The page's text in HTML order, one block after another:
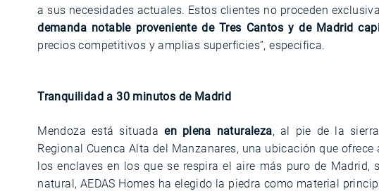
a sus necesidades actuales. Estos clientes no proceden
demanda notable proveniente de Tres Cantos y de Madrid
precios competitivos y amplias superficies”, especifica.
Tranquilidad a 30 minutos de Madrid
Mendoza está situadaen plena naturaleza, al pie de la
Regional Cuenca Alta del Manzanares, una ubicación que
los enclaves en los que se respira el aire más puro de Madrid,
natural, AEDAS Homes ha elegido la piedra como material